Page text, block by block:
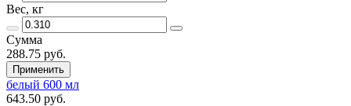
Вес, кг
Сумма
288.75 руб.
Применить
белый 600 мл
643.50 руб.